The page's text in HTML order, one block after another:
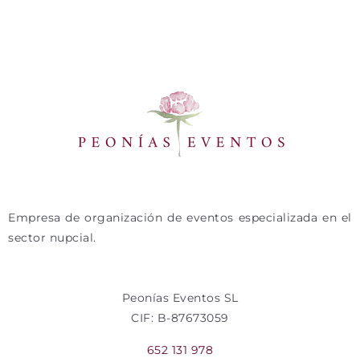
Empresa de organización de eventos especializada en el
sector nupcial.
Peonías Eventos SL
CIF: B-87673059
652 131 978